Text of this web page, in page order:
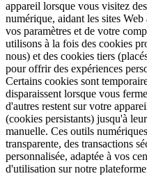
appareil lorsque vous visitez
numérique, aidant les sites
vos paramètres et de votre
utilisons à la fois des cookies
nous) et des cookies tiers
pour offrir des expériences
Certains cookies sont
disparaissent lorsque vous
d'autres restent sur votre
(cookies persistants) jusqu'à
manuelle. Ces outils
transparente, des transactions
personnalisée, adaptée à vos
d'utilisation sur notre